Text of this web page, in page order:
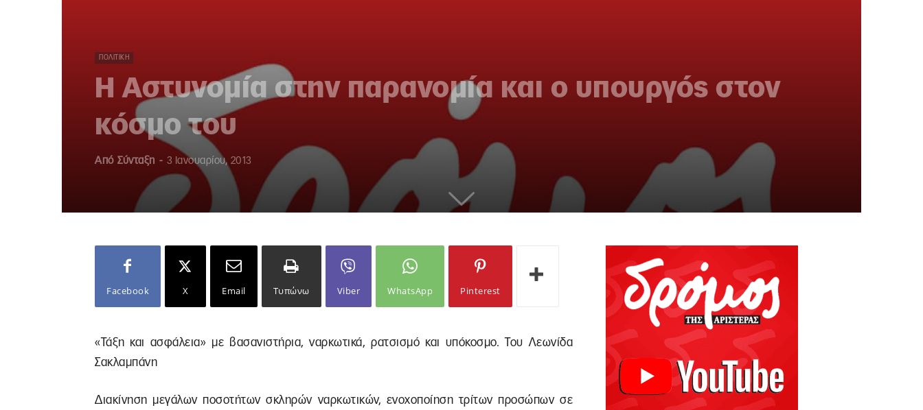
ΠΟΛΙΤΙΚΉ
Η Αστυνομία στην παρανομία και ο υπουργός στον
κόσμο του
Από Σύνταξη - 3 Ιανουαρίου, 2013
Facebook X Email Τυπώνω Viber WhatsApp Pinterest
«Τάξη και ασφάλεια» με βασανιστήρια, ναρκωτικά, ρατσισμό και υπόκοσμο. Του Λεωνίδα
Σακλαμπάνη
Διακίνηση μεγάλων ποσοτήτων σκληρών ναρκωτικών, ενοχοποίηση τρίτων προσώπων σε